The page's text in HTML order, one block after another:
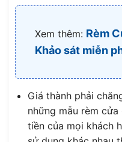
Xem thêm: Rèm
Khảo sát miễn
Giá thành phải
những mẫu rèm
tiền của mọi khách